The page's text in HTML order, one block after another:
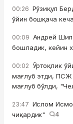
00:26 Рўзиқул
ўйин бошқача
00:09 Андрей
бошладик, кейин
00:02 Ўртоқлик
мағлуб этди,
мағлуб бўлди,
23:47 Ислом
чиқардик"
4